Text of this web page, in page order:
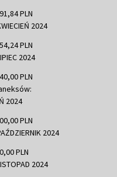
PLN
2024
PLN
2024
PLN
2024
PLN
2024
PLN
2024